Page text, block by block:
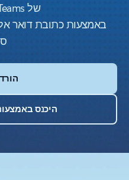
של Microsoft Teams
באמצעות כתובת דואר
היכנס